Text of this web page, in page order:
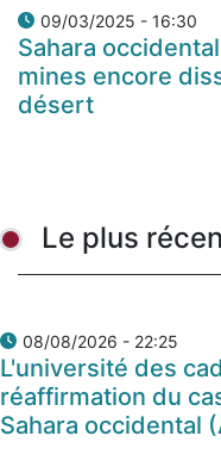
09/03/2025 - 16:30
Sahara
mines encore
désert
Le plus
08/08/2026 - 22:25
L'université des
réaffirmation du
Sahara occidental